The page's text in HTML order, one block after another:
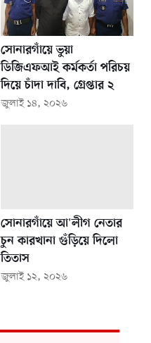
সোনারগাঁয়ে ভুয়া
ডিজিএফআই কর্মকর্তা পরিচয়
দিয়ে চাঁদা দাবি, গ্রেপ্তার ২
জুলাই ১৪, ২০২৬
সোনারগাঁয়ে আ'লীগ নেতার
চুন কারখানা গুঁড়িয়ে দিলো
তিতাস
জুলাই ১২, ২০২৬